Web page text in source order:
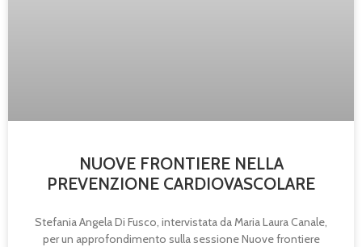
NUOVE FRONTIERE NELLA
PREVENZIONE CARDIOVASCOLARE
Stefania Angela Di Fusco, intervistata da Maria Laura Canale,
per un approfondimento sulla sessione Nuove frontiere